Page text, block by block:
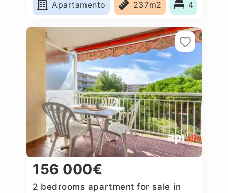
Apartamento 237m2 4
156 000€
2 bedrooms apartment for sale in